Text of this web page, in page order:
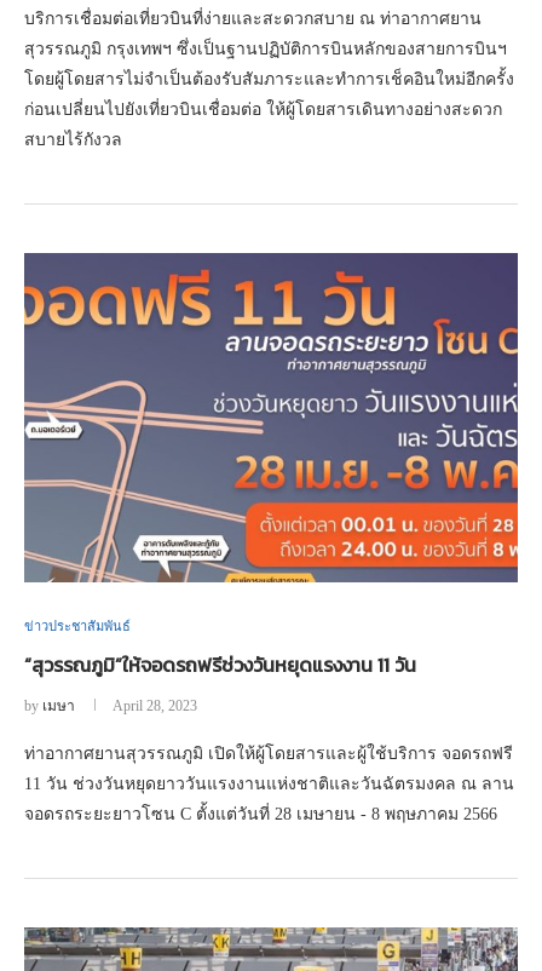
บริการเชื่อมต่อเที่ยวบินที่ง่ายและสะดวกสบาย ณ ท่าอากาศยาน
สุวรรณภูมิ กรุงเทพฯ ซึ่งเป็นฐานปฏิบัติการบินหลักของสายการบินฯ
โดยผู้โดยสารไม่จำเป็นต้องรับสัมภาระและทำการเช็คอินใหม่อีกครั้ง
ก่อนเปลี่ยนไปยังเที่ยวบินเชื่อมต่อ ให้ผู้โดยสารเดินทางอย่างสะดวก
สบายไร้กังวล
ข่าวประชาสัมพันธ์
“สุวรรณภูมิ”ให้จอดรถฟรีช่วงวันหยุดแรงงาน 11 วัน
by เมษา April 28, 2023
ท่าอากาศยานสุวรรณภูมิ เปิดให้ผู้โดยสารและผู้ใช้บริการ จอดรถฟรี
11 วัน ช่วงวันหยุดยาววันแรงงานแห่งชาติและวันฉัตรมงคล ณ ลาน
จอดรถระยะยาวโซน C ตั้งแต่วันที่ 28 เมษายน - 8 พฤษภาคม 2566